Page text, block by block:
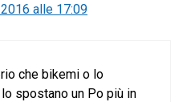
alle 17:09
che bikemi o lo
spostano un Po più in